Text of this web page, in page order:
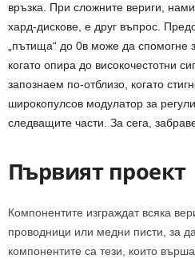
връзка. При сложните вериги,
хард-дискове, е друг въпрос.
„пътища“ до 0в може да спомогне
когато опира до високочестотни
запознаем по-отблизо, когато
широкопулсов модулатор за
следващите части. За сега,
Първият проект
Компонентите изграждат всяка
проводници или медни писти, за
компонентите са тези, които